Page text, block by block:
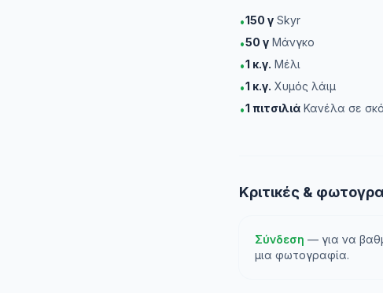
•150 γ Skyr
•50 γ Μάνγκο
•1 κ.γ. Μέλι
•1 κ.γ. Χυμός λάιμ
•1 πιτσιλιά Κανέλα σε
Κριτικές &
Σύνδεση — για να
μια φωτογραφία.